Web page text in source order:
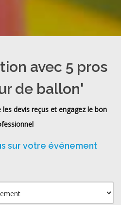
avec 5 pros
de ballon'
devis reçus et engagez le bon
sur votre événement